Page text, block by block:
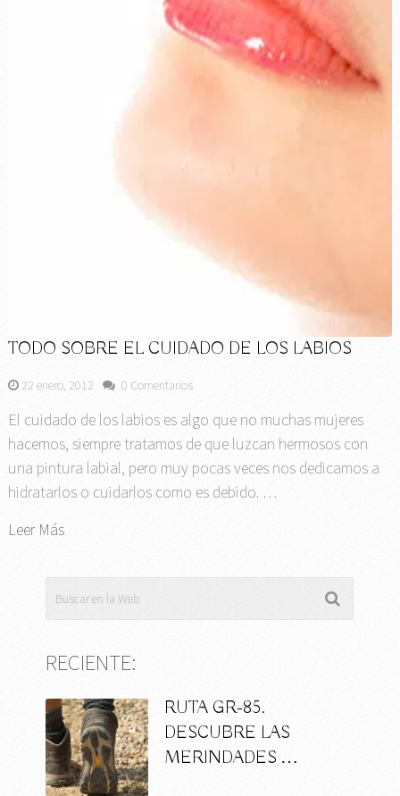
TODO SOBRE EL CUIDADO DE LOS LABIOS
22 enero, 2012 0 Comentarios
El cuidado de los labios es algo que no muchas mujeres
hacemos, siempre tratamos de que luzcan hermosos con
una pintura labial, pero muy pocas veces nos dedicamos a
hidratarlos o cuidarlos como es debido. …
Leer Más
RECIENTE:
RUTA GR-85.
DESCUBRE LAS
MERINDADES …